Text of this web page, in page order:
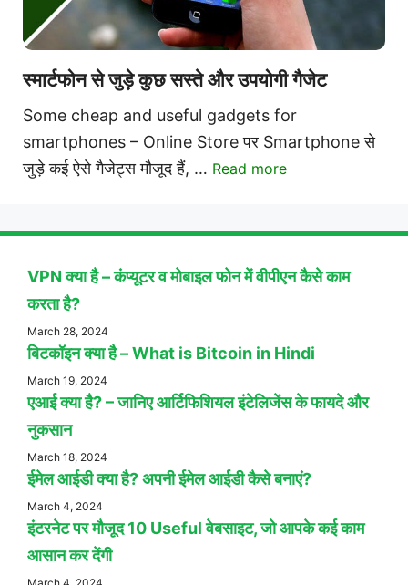
स्मार्टफोन से जुड़े कुछ सस्ते और उपयोगी गैजेट
Some cheap and useful gadgets for
smartphones – Online Store पर Smartphone से
जुड़े कई ऐसे गैजेट्स मौजूद हैं, … Read more
VPN क्या है – कंप्यूटर व मोबाइल फोन में वीपीएन कैसे काम
करता है?
March 28, 2024
बिटकॉइन क्या है – What is Bitcoin in Hindi
March 19, 2024
एआई क्या है? – जानिए आर्टिफिशियल इंटेलिजेंस के फायदे और
नुकसान
March 18, 2024
ईमेल आईडी क्या है? अपनी ईमेल आईडी कैसे बनाएं?
March 4, 2024
इंटरनेट पर मौजूद 10 Useful वेबसाइट, जो आपके कई काम
आसान कर देंगी